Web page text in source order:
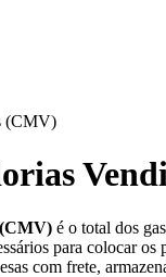
(CMV)
é o total dos
para colocar
com frete,